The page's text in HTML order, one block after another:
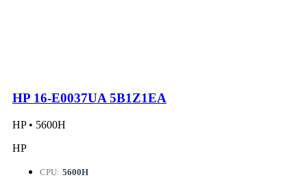
HP 16-E0037UA 5B1Z1EA
HP • 5600H
HP
CPU: 5600H